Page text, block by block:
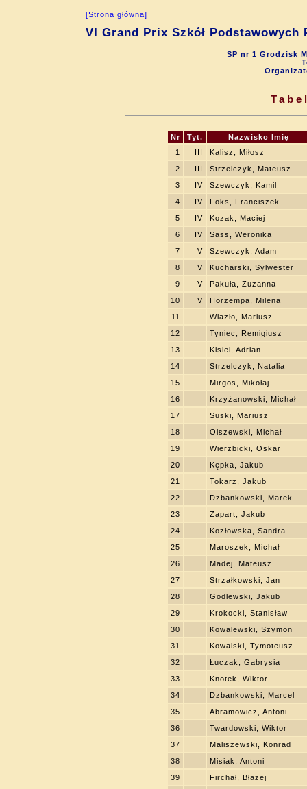
[Strona główna]
VI Grand Prix Szkół
SP nr 1 Grodzisk
Nr Tyt.
Nazwisko Imię
1
III
Kalisz, Miłosz
2
III
Strzelczyk, Mateusz
3
IV
Szewczyk, Kamil
4
IV
Foks, Franciszek
5
IV
Kozak, Maciej
6
IV
Sass, Weronika
7
V
Szewczyk, Adam
8
V
Kucharski, Sylwester
9
V
Pakuła, Zuzanna
10
V
Horzempa, Milena
11
Wlazło, Mariusz
12
Tyniec, Remigiusz
13
Kisiel, Adrian
14
Strzelczyk, Natalia
15
Mirgos, Mikołaj
16
Krzyżanowski, Michał
17
Suski, Mariusz
18
Olszewski, Michał
19
Wierzbicki, Oskar
20
Kępka, Jakub
21
Tokarz, Jakub
22
Dzbankowski, Marek
23
Zapart, Jakub
24
Kozłowska, Sandra
25
Maroszek, Michał
26
Madej, Mateusz
27
Strzałkowski, Jan
28
Godlewski, Jakub
29
Krokocki, Stanisław
30
Kowalewski, Szymon
31
Kowalski, Tymoteusz
32
Łuczak, Gabrysia
33
Knotek, Wiktor
34
Dzbankowski, Marcel
35
Abramowicz, Antoni
36
Twardowski, Wiktor
37
Maliszewski, Konrad
38
Misiak, Antoni
39
Firchał, Błażej